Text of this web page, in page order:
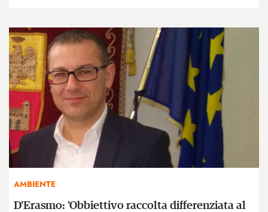
AMBIENTE
D'Erasmo: 'Obbiettivo raccolta differenziata al